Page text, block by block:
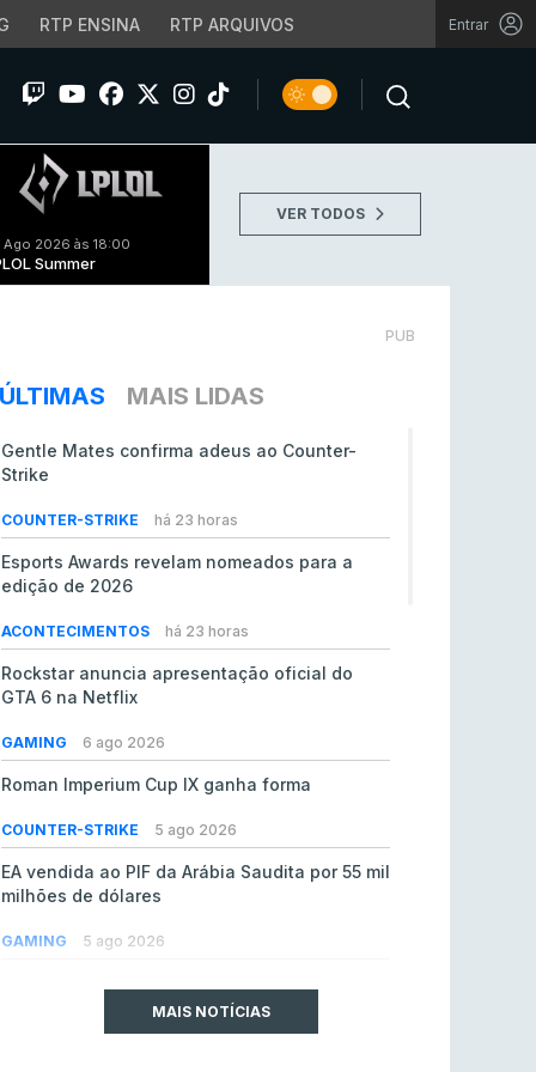
RTP ENSINA RTP ARQUIVOS Entrar
Ago 2026 às 18:00
Summer
VER TODOS
PUB
ÚLTIMAS MAIS LIDAS
Gentle Mates confirma adeus ao Counter-
Strike
COUNTER-STRIKE há 23 horas
Esports Awards revelam nomeados para a
edição de 2026
ACONTECIMENTOS há 23 horas
Rockstar anuncia apresentação oficial do
GTA 6 na Netflix
GAMING 6 ago 2026
Roman Imperium Cup IX ganha forma
COUNTER-STRIKE 5 ago 2026
EA vendida ao PIF da Arábia Saudita por 55 mil
milhões de dólares
GAMING 5 ago 2026
MAIS NOTÍCIAS